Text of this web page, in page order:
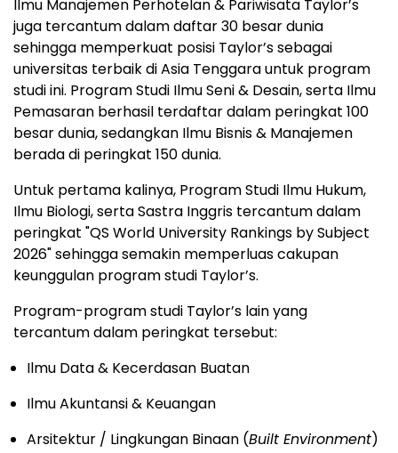
Ilmu Manajemen Perhotelan & Pariwisata Taylor’s
juga tercantum dalam daftar 30 besar dunia
sehingga memperkuat posisi Taylor’s sebagai
universitas terbaik di Asia Tenggara untuk program
studi ini. Program Studi Ilmu Seni & Desain, serta Ilmu
Pemasaran berhasil terdaftar dalam peringkat 100
besar dunia, sedangkan Ilmu Bisnis & Manajemen
berada di peringkat 150 dunia.
Untuk pertama kalinya, Program Studi Ilmu Hukum,
Ilmu Biologi, serta Sastra Inggris tercantum dalam
peringkat "QS World University Rankings by Subject
2026" sehingga semakin memperluas cakupan
keunggulan program studi Taylor’s.
Program-program studi Taylor’s lain yang
tercantum dalam peringkat tersebut:
Ilmu Data & Kecerdasan Buatan
Ilmu Akuntansi & Keuangan
Arsitektur / Lingkungan Binaan (Built Environment)